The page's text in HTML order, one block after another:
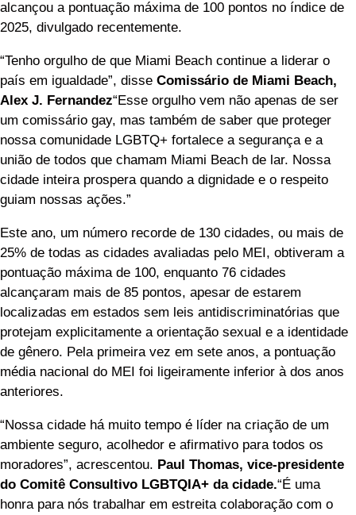
alcançou a pontuação máxima de 100 pontos no índice de
2025, divulgado recentemente.
“Tenho orgulho de que Miami Beach continue a liderar o
país em igualdade”, disse Comissário de Miami Beach,
Alex J. Fernandez“Esse orgulho vem não apenas de ser
um comissário gay, mas também de saber que proteger
nossa comunidade LGBTQ+ fortalece a segurança e a
união de todos que chamam Miami Beach de lar. Nossa
cidade inteira prospera quando a dignidade e o respeito
guiam nossas ações.”
Este ano, um número recorde de 130 cidades, ou mais de
25% de todas as cidades avaliadas pelo MEI, obtiveram a
pontuação máxima de 100, enquanto 76 cidades
alcançaram mais de 85 pontos, apesar de estarem
localizadas em estados sem leis antidiscriminatórias que
protejam explicitamente a orientação sexual e a identidade
de gênero. Pela primeira vez em sete anos, a pontuação
média nacional do MEI foi ligeiramente inferior à dos anos
anteriores.
“Nossa cidade há muito tempo é líder na criação de um
ambiente seguro, acolhedor e afirmativo para todos os
moradores”, acrescentou. Paul Thomas, vice-presidente
do Comitê Consultivo LGBTQIA+ da cidade.“É uma
honra para nós trabalhar em estreita colaboração com o